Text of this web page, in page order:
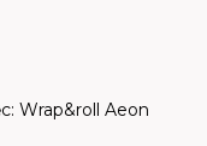
Wrap&roll Aeon